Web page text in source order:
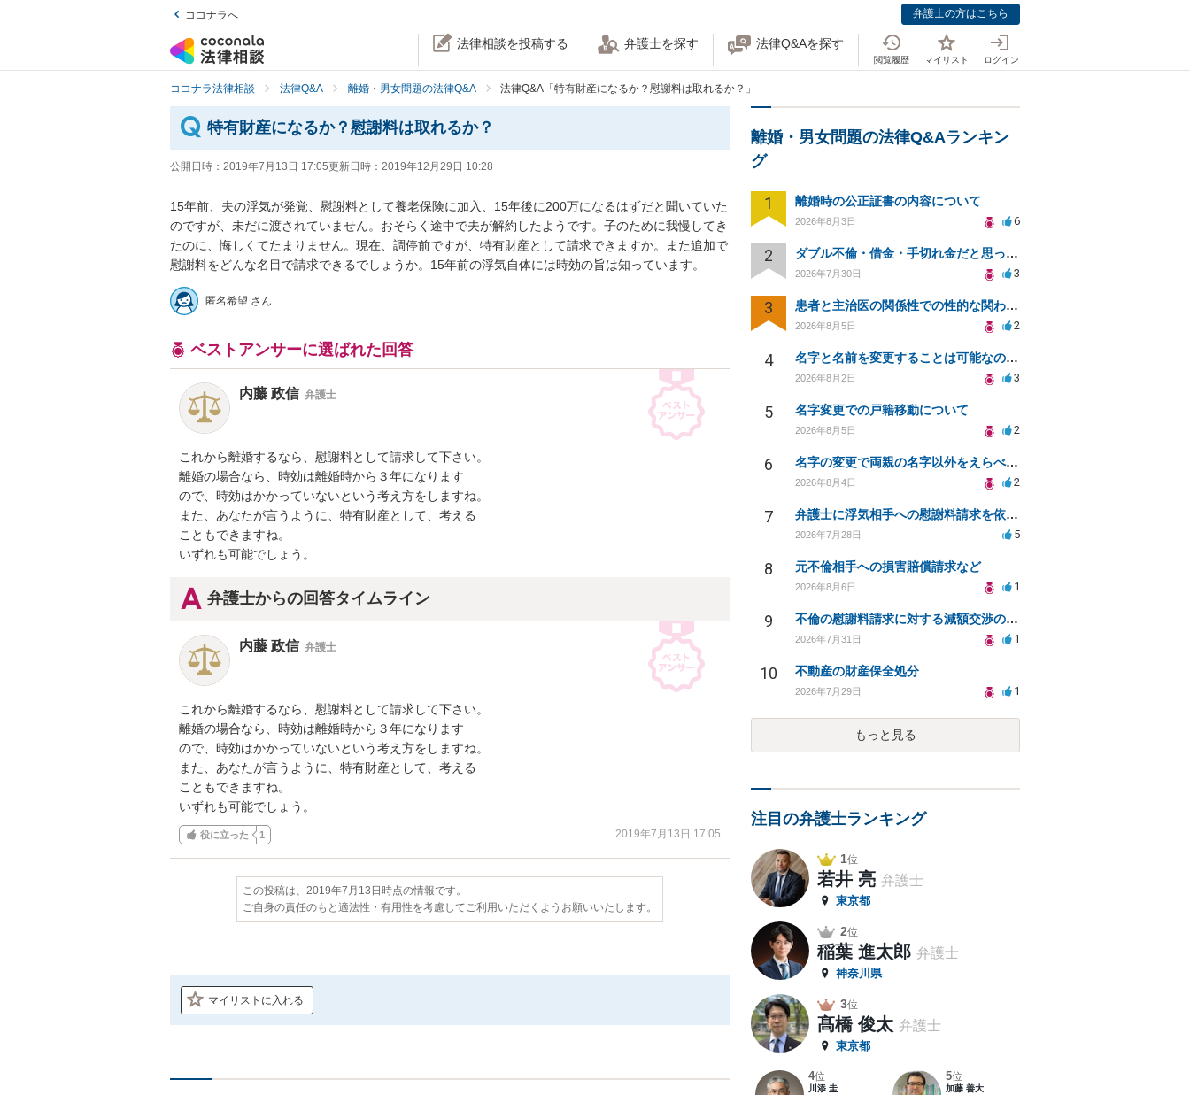
ココナラへ 弁護士の方はこちら
法律相談を投稿する 弁護士を探す 法律Q&Aを探す
閲覧履歴 マイリスト ログイン
ココナラ法律相談 法律Q&A 離婚・男女問題の法律Q&A 法律Q&A「特有財産になるか？慰謝料は取れるか？」
特有財産になるか？慰謝料は取れるか？
公開日時： 2019年7月13日 17:05更新日時： 2019年12月29日 10:28
15年前、夫の浮気が発覚、慰謝料として養老保険に加入、15年後に200万になるはずだと聞いていた
のですが、未だに渡されていません。おそらく途中で夫が解約したようです。子のために我慢してき
たのに、悔しくてたまりません。現在、調停前ですが、特有財産として請求できますか。また追加で
慰謝料をどんな名目で請求できるでしょうか。15年前の浮気自体には時効の旨は知っています。
匿名希望 さん
ベストアンサーに選ばれた回答
内藤 政信 弁護士
これから離婚するなら、慰謝料として請求して下さい。
離婚の場合なら、時効は離婚時から３年になります
ので、時効はかかっていないという考え方をしますね。
また、あなたが言うように、特有財産として、考える
こともできますね。
いずれも可能でしょう。
弁護士からの回答タイムライン
内藤 政信 弁護士
これから離婚するなら、慰謝料として請求して下さい。
離婚の場合なら、時効は離婚時から３年になります
ので、時効はかかっていないという考え方をしますね。
また、あなたが言うように、特有財産として、考える
こともできますね。
いずれも可能でしょう。
役に立った 1 2019年7月13日 17:05
この投稿は、2019年7月13日時点の情報です。
ご自身の責任のもと適法性・有用性を考慮してご利用いただくようお願いいたします。
マイリストに入れる
離婚・男女問題の法律Q&Aランキン
グ
1 離婚時の公正証書の内容について
2026年8月3日 6
2 ダブル不倫・借金・手切れ金だと思っていたお金を1年後いまさら脅迫罪として通知書が来てまとめて請求
2026年7月30日 3
3 患者と主治医の関係性での性的な関わりからのトラブル
2026年8月5日 2
4 名字と名前を変更することは可能なのか？
2026年8月2日 3
5 名字変更での戸籍移動について
2026年8月5日 2
6 名字の変更で両親の名字以外をえらべるのか？
2026年8月4日 2
7 弁護士に浮気相手への慰謝料請求を依頼する費用相場は？
2026年7月28日 5
8 元不倫相手への損害賠償請求など
2026年8月6日 1
9 不倫の慰謝料請求に対する減額交渉の可能性と対策
2026年7月31日 1
10 不動産の財産保全処分
2026年7月29日 1
もっと見る
注目の弁護士ランキング
1位
若井 亮 弁護士
東京都
2位
稲葉 進太郎 弁護士
神奈川県
3位
髙橋 俊太 弁護士
東京都
4位
川添 圭
5位
加藤 善大